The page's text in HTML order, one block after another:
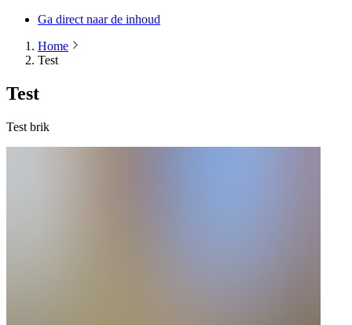
Ga direct naar de inhoud
Home
Test
Test
Test brik